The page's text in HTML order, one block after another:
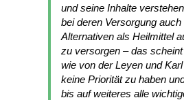
und seine Inhalte
bei deren Versorgung
Alternativen als Heilmittel
zu versorgen – das
wie von der Leyen und
keine Priorität zu haben
bis auf weiteres alle